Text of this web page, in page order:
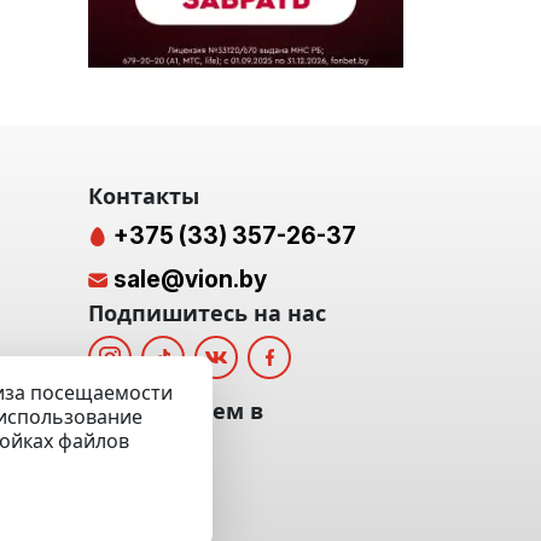
посещаемости
файлов
Контакты
+375 (33) 357-26-37
sale@vion.by
Подпишитесь на нас
Мы отвечаем в